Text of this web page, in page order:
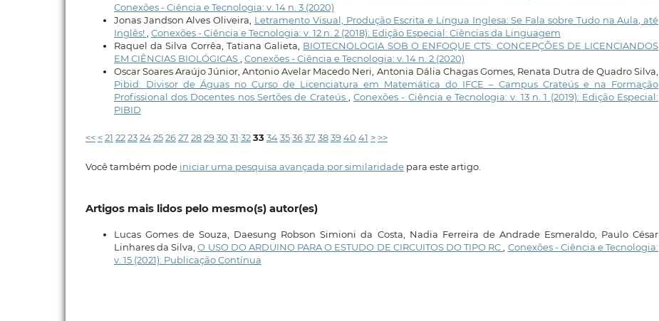
Conexões - Ciência e Tecnologia: v. 14 n. 3 (2020)
Jonas Jandson Alves Oliveira, Letramento Visual, Produção Escrita e Língua Inglesa: Se Fala sobre Tudo na Aula, até
Inglês!, Conexões - Ciência e Tecnologia: v. 12 n. 2 (2018): Edição Especial: Ciências da Linguagem
Raquel da Silva Corrêa, Tatiana Galieta, BIOTECNOLOGIA SOB O ENFOQUE CTS: CONCEPÇÕES DE LICENCIANDOS
EM CIÊNCIAS BIOLÓGICAS, Conexões - Ciência e Tecnologia: v. 14 n. 2 (2020)
Oscar Soares Araújo Júnior, Antonio Avelar Macedo Neri, Antonia Dália Chagas Gomes, Renata Dutra de Quadro Silva,
Pibid: Divisor de Águas no Curso de Licenciatura em Matemática do IFCE – Campus Crateús e na Formação
Profissional dos Docentes nos Sertões de Crateús ,Conexões - Ciência e Tecnologia: v. 13 n. 1 (2019): Edição Especial:
PIBID
<< <21 222324252627 282930 31 323334353637 383940 41 > >>
Você também pode iniciar uma pesquisa avançada por similaridadepara este artigo.
Artigos mais lidos pelo mesmo(s) autor(es)
Lucas Gomes de Souza, Daesung Robson Simioni da Costa, Nadia Ferreira de Andrade Esmeraldo, Paulo César
Linhares da Silva,O USO DO ARDUINO PARA O ESTUDO DE CIRCUITOS DO TIPO RC, Conexões - Ciência e Tecnologia:
v. 15 (2021): Publicação Contínua